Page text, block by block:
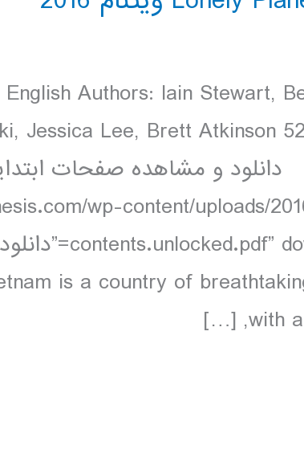
Authors: Iain Stewart,
Jessica Lee, Brett Atkinson
wp-content/uploads/
is a country of
with a